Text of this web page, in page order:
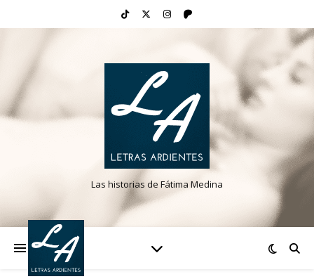
Las historias de Fátima Medina